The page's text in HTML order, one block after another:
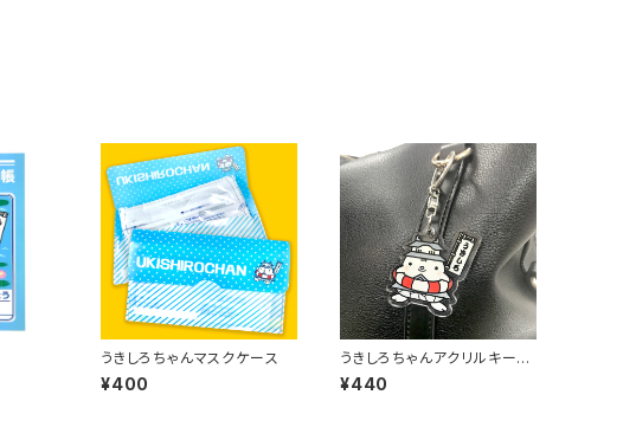
うきしろちゃんマスクケース
¥400
うきしろちゃんアクリルキーホ
ルダー
¥440